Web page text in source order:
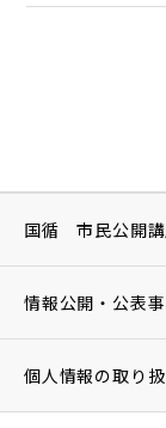
国循 市民公開
情報公開・公表
個人情報の取り